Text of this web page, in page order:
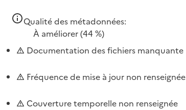
Qualité des métadonnées:
À améliorer(44 %)
Documentation des fichiers manquante
Fréquence de mise à jour non renseignée
Couverture temporelle non renseignée